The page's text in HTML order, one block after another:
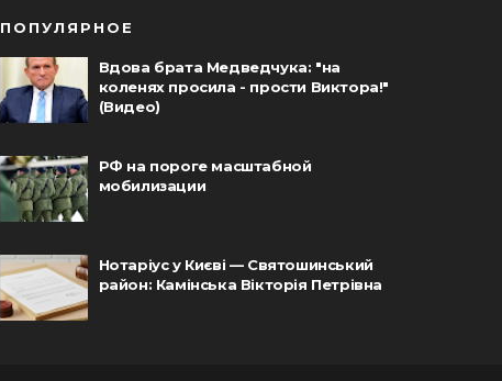
ПОПУЛЯРНОЕ
Вдова брата Медведчука: "на
коленях просила - прости Виктора!"
(Видео)
РФ на пороге масштабной
мобилизации
Нотаріус у Києві — Святошинський
район: Камінська Вікторія Петрівна